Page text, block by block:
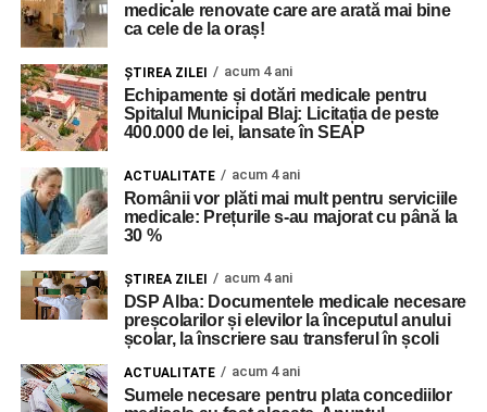
medicale renovate care are arată mai bine
ca cele de la oraș!
ŞTIREA ZILEI acum 4 ani
Echipamente și dotări medicale pentru
Spitalul Municipal Blaj: Licitația de peste
400.000 de lei, lansate în SEAP
ACTUALITATE acum 4 ani
Românii vor plăti mai mult pentru serviciile
medicale: Prețurile s-au majorat cu până la
30 %
ŞTIREA ZILEI acum 4 ani
DSP Alba: Documentele medicale necesare
preșcolarilor și elevilor la începutul anului
școlar, la înscriere sau transferul în școli
ACTUALITATE acum 4 ani
Sumele necesare pentru plata concediilor